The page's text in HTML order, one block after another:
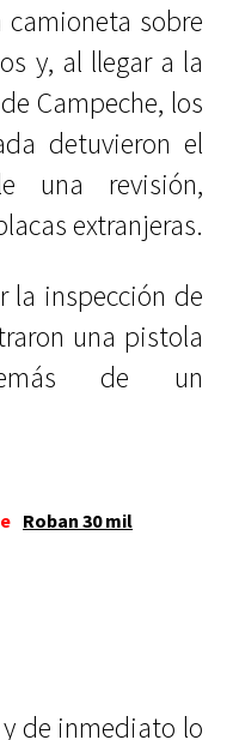
sobre
y, al llegar a la
Campeche, los
detuvieron el
una revisión,
extranjeras.
la inspección de
una pistola
de un
Roban 30 mil
de inmediato lo